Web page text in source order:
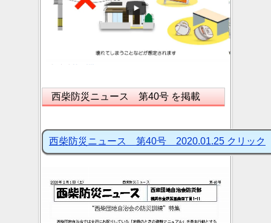
西柴防災ニュース 第40号 を掲載
西柴防災ニュース 第40号 2020.01.25 クリック